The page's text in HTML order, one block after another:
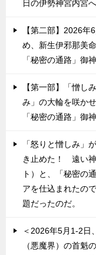
日の伊勢神宮内宮
【第二部】2026
め、新生伊邪那美
「秘密の通路」御
【第一部】「憎し
み」の大輪を咲か
「秘密の通路」御
「怒りと憎しみ」
き止めた！ 遠い
ト）と、「秘密の
アを仕込まれたの
題だったのだ。
＜2026年5月1-2日
（悪魔界）の首魁